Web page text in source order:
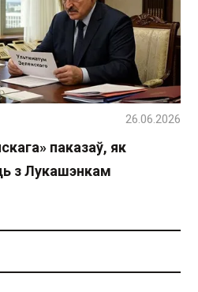
паказаў, як
з Лукашэнкам
26.06.2026